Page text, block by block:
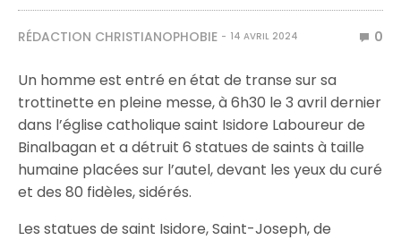
RÉDACTION CHRISTIANOPHOBIE 14 AVRIL 2024 0
Un homme est entré en état de transe sur sa
trottinette en pleine messe, à 6h30 le 3 avril dernier
dans l’église catholique saint Isidore Laboureur de
Binalbagan et a détruit 6 statues de saints à taille
humaine placées sur l’autel, devant les yeux du curé
et des 80 fidèles, sidérés.
Les statues de saint Isidore, Saint-Joseph, de